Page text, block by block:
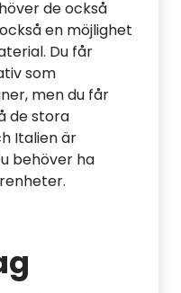
de också
en möjlighet
Du får
som
men du får
de stora
Italien är
behöver ha